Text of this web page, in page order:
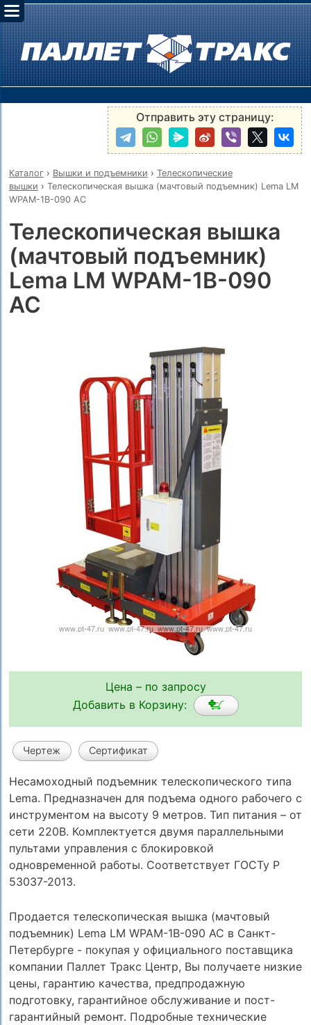
Отправить эту страницу:
Каталог› Вышки и подъемники › Телескопические
вышки › Телескопическая вышка (мачтовый подъемник) Lema LM
WPAM-1B-090 AC
Телескопическая вышка
(мачтовый подъемник)
Lema LM WPAM-1B-090
AC
Цена – по запросу
Добавить в Корзину:
Чертеж Сертификат
Несамоходный подъемник телескопического типа
Lema. Предназначен для подъема одного рабочего с
инструментом на высоту 9 метров. Тип питания – от
сети 220В. Комплектуется двумя параллельными
пультами управления с блокировкой
одновременной работы. Соответствует ГОСТу Р
53037-2013.
Продается телескопическая вышка (мачтовый
подъемник) Lema LM WPAM-1B-090 AC в Санкт-
Петербурге - покупая у официального поставщика
компании Паллет Тракс Центр, Вы получаете низкие
цены, гарантию качества, предпродажную
подготовку, гарантийное обслуживание и пост-
гарантийный ремонт. Подробные технические